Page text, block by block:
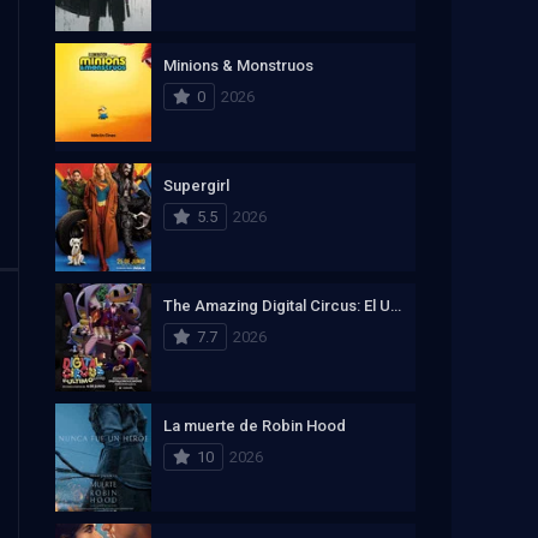
Minions & Monstruos
0
2026
Supergirl
5.5
2026
The Amazing Digital Circus: El Ultimo Acto
7.7
2026
La muerte de Robin Hood
10
2026